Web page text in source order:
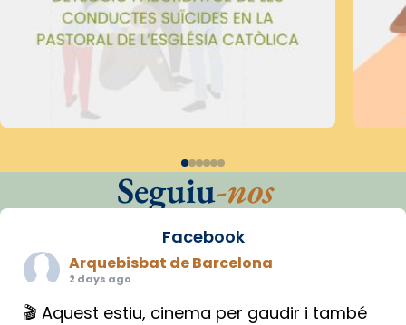
Seguiu-nos
Facebook
Arquebisbat de Barcelona
2 days ago
🎬 Aquest estiu, cinema per gaudir i també